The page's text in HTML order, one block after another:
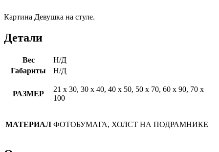
Картина Девушка на стуле.
Детали
Вес
Н/Д
Габариты
Н/Д
РАЗМЕР
21 х 30, 30 х 40, 40 х 50, 50 х 70, 60 х 90, 70 х
100
МАТЕРИАЛ ФОТОБУМАГА, ХОЛСТ НА ПОДРАМНИКЕ